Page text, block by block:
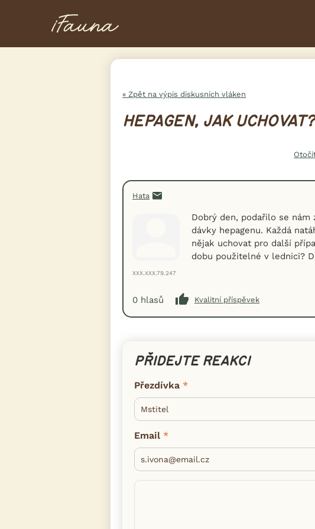
« Zpět na výpis diskusních vláken
HEPAGEN, JAK UCHOVAT?
Hata
XXX.XXX.79.247
Dobrý den, podařilo se
dávky hepagenu. Každá
nějak uchovat pro další
dobu použitelné v lednici?
0 hlasů Kvalitní příspěvek
PŘIDEJTE REAKCI
Přezdívka
Email